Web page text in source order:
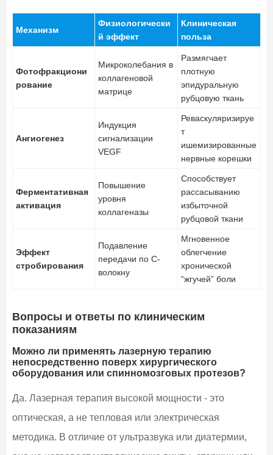
Механизм
Физиологически
й эффект
Клиническая
польза
Фотофракциони
рование
Микроколебания в
коллагеновой
матрице
Размягчает
плотную
эпидуральную
рубцовую ткань
Ангиогенез
Индукция
сигнализации
VEGF
Реваскуляризируе
т
ишемизированные
нервные корешки
Ферментативная
активация
Повышение
уровня
коллагеназы
Способствует
рассасыванию
избыточной
рубцовой ткани
Эффект
стробирования
Подавление
передачи по С-
волокну
Мгновенное
облегчение
хронической
“жгучей” боли
Вопросы и ответы по клиническим
показаниям
Можно ли применять лазерную терапию
непосредственно поверх хирургического
оборудования или спинномозговых протезов?
Да. Лазерная терапия высокой мощности - это
оптическая, а не тепловая или электрическая
методика. В отличие от ультразвука или диатермии,